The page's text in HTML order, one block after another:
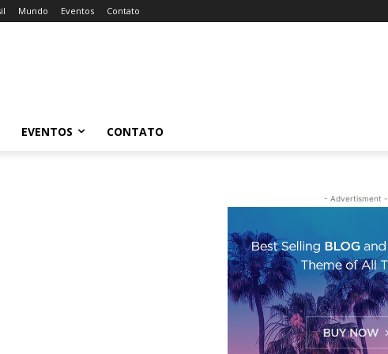
Mundo Eventos Contato
EVENTOS CONTATO
- Advertisment -